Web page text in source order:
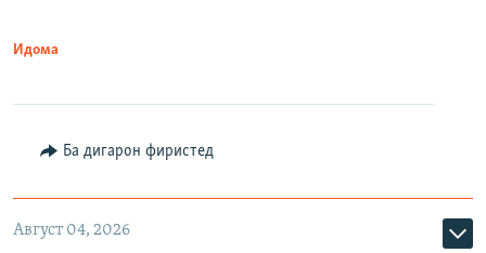
Идома
Ба дигарон фиристед
Август 04, 2026